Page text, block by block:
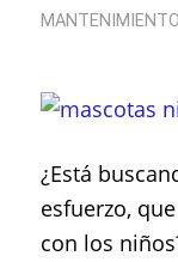
¿Está
esfuerzo,
con los